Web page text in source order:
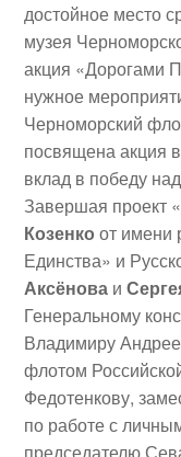
достойное место
музея
акция «Дорогами
нужное
Черноморский
посвящена акция
вклад в победу
Завершая проект
Козенко от имени
Единства» и
Аксёнова и
Генеральному
Владимиру
флотом
Федотенкову,
по работе с